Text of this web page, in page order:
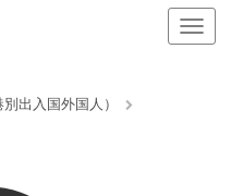
ナ
ビ
出入国外国人）